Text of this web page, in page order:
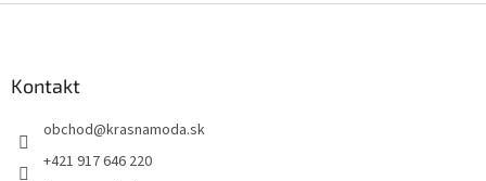
Kontakt
obchod@krasnamoda.sk
+421 917 646 220